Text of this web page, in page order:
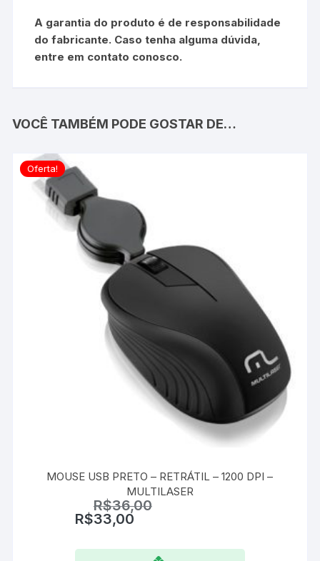
A garantia do produto é de responsabilidade
do fabricante. Caso tenha alguma dúvida,
entre em contato conosco.
VOCÊ TAMBÉM PODE GOSTAR DE…
Oferta!
MOUSE USB PRETO – RETRÁTIL – 1200 DPI –
MULTILASER
R$36,00
R$33,00